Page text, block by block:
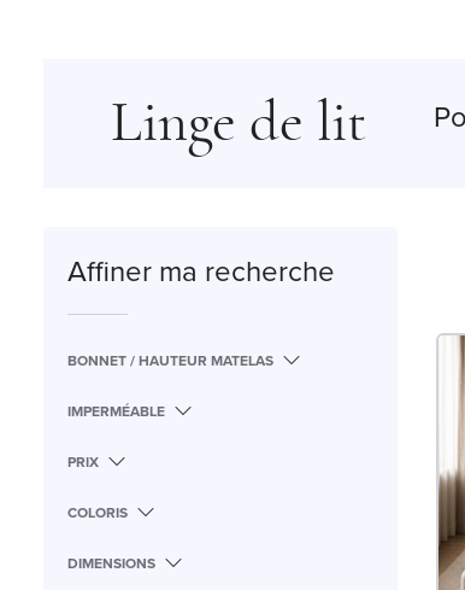
Linge de lit
Affiner ma recherche
BONNET / HAUTEUR MATELAS
IMPERMÉABLE
PRIX
COLORIS
DIMENSIONS